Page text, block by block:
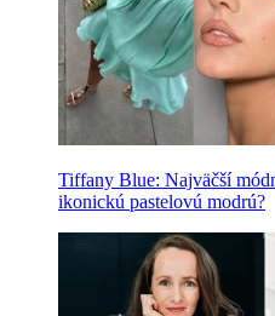
Tiffany Blue: Najväčší
ikonickú pastelovú modrú?